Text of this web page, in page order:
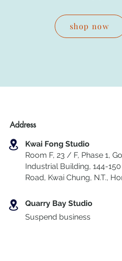
shop now
Address
Kwai Fong Studio
Room F, 23 / F, Phase 1,
Industrial Building, 144-150
Road, Kwai Chung, N.T.,
Quarry Bay Studio
Suspend business